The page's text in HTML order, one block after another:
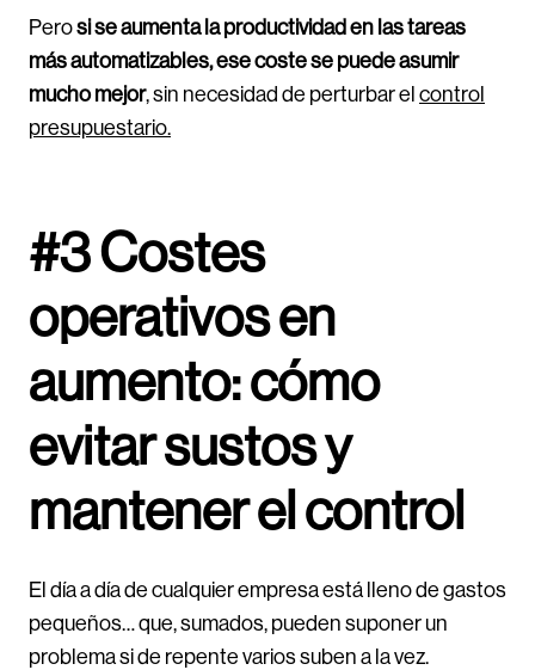
Perosi se aumenta la productividad en las tareas
más automatizables, ese coste se puede asumir
mucho mejor, sin necesidad de perturbar el control
presupuestario.
#3 Costes
operativos en
aumento: cómo
evitar sustos y
mantener el control
El día a día de cualquier empresa está lleno de gastos
pequeños… que, sumados, pueden suponer un
problema si de repente varios suben a la vez.